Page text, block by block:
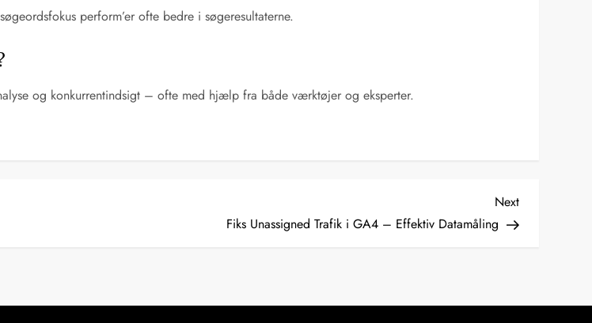
perform’er ofte bedre i søgeresultaterne.
og konkurrentindsigt – ofte med hjælp fra både værktøjer og eksperter.
Next
Post
Next
Fiks Unassigned Trafik i GA4 – Effektiv Datamåling